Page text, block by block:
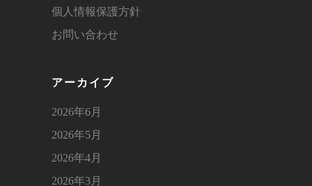
個人情報保護方針
お問い合わせ
アーカイブ
2026年6月
2026年5月
2026年4月
2026年3月